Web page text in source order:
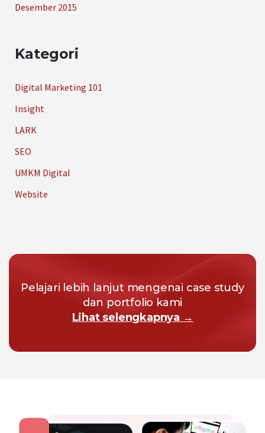
Desember 2015
Kategori
Digital Marketing 101
Insight
LARK
SEO
UMKM Digital
Website
Pelajari lebih lanjut mengenai case study
dan portfolio kami
Lihat selengkapnya →